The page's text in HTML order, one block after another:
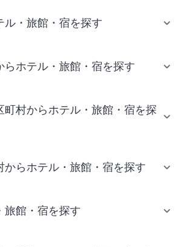
ル・旅館・宿を探す
らホテル・旅館・宿を探す
町村からホテル・旅館・宿を探
からホテル・旅館・宿を探す
旅館・宿を探す